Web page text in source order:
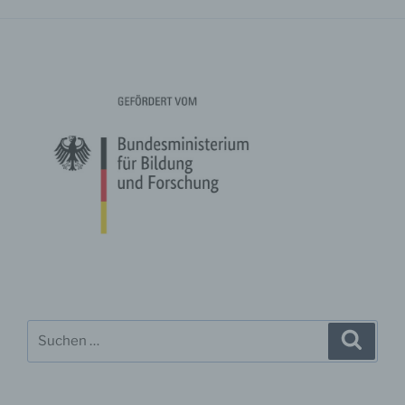
Verantwortlicher oder für die Verarbeitung
allein oder gemeinsam mit anderen über die Zwecke
und Mittel der Verarbeitung von personenbezogenen
Daten entscheidet. Sind die Zwecke und Mittel dieser
Verarbeitung durch das Unionsrecht oder das Recht
der Mitgliedstaaten vorgegeben, so kann der
bestimmten Kriterien seiner Benennung nach dem
h) Auftragsverarbeiter